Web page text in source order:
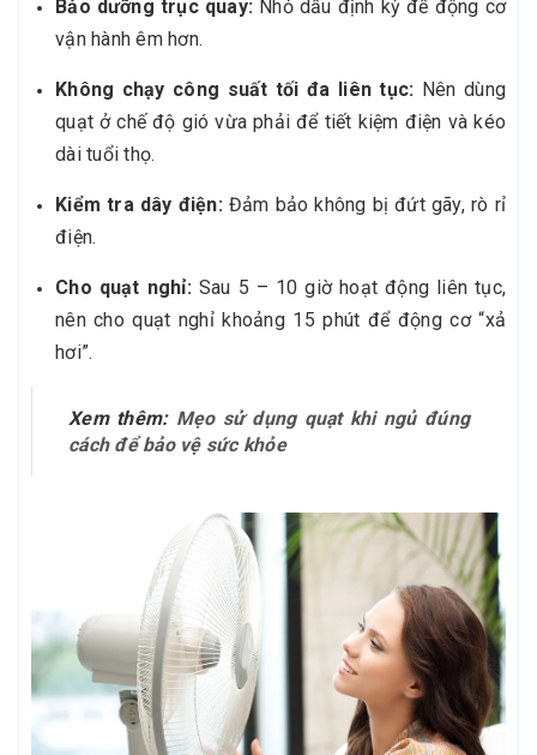
Bảo dưỡng trục quay: Nhỏ dầu định kỳ để động cơ
vận hành êm hơn.
Không chạy công suất tối đa liên tục: Nên dùng
quạt ở chế độ gió vừa phải để tiết kiệm điện và kéo
dài tuổi thọ.
Kiểm tra dây điện:Đảm bảo không bị đứt gãy, rò rỉ
điện.
Cho quạt nghỉ:Sau 5 – 10 giờ hoạt động liên tục,
nên cho quạt nghỉ khoảng 15 phút để động cơ “xả
hơi”.
Xem thêm: Mẹo sử dụng quạt khi ngủ đúng
cách để bảo vệ sức khỏe